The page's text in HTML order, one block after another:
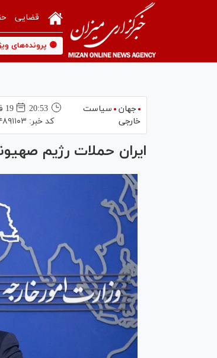
قضایی
🟡 پرونده‌های
جهان
سیاست
خارجی
20:53
19 فروردين 1405
کد خبر:
ایران حملات رژیم